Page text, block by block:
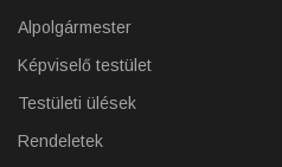
Alpolgármester
Képviselő testület
Testületi ülések
Rendeletek